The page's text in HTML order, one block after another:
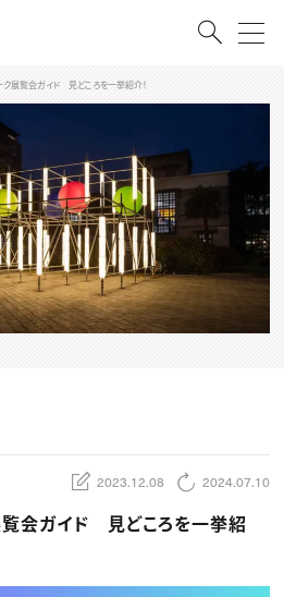
ク展覧会ガイド 見どころを一挙紹介！
2023.12.08 2024.07.10
会ガイド 見どころを一挙紹